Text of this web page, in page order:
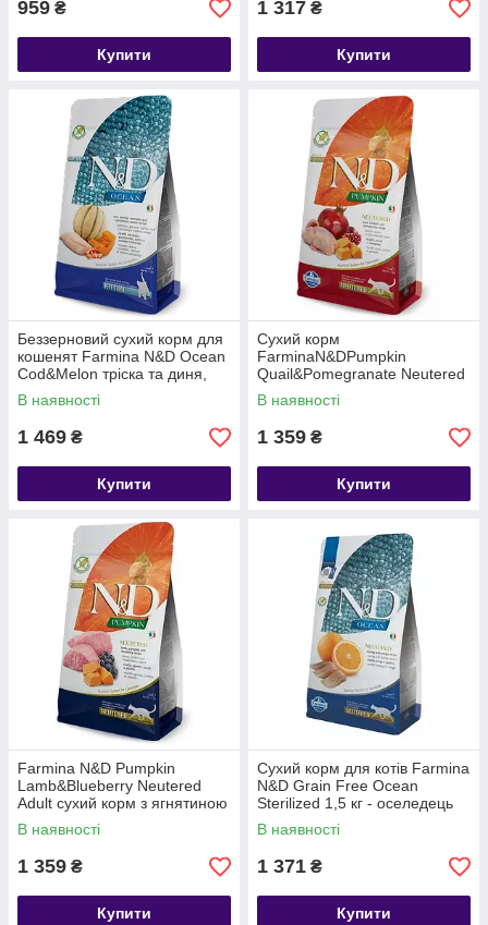
959 ₴
Купити
1 317 ₴
Купити
Беззерновий сухий корм для
кошенят Farmina N&D Ocean
Cod&Melon тріска та диня,
1.5 кг
В наявності
1 469 ₴
Купити
Сухий корм
FarminaN&DPumpkin
Quail&Pomegranate Neutered
для стерилізованих котів,
перепел та гарбуз 1,5кг
В наявності
1 359 ₴
Купити
Farmina N&D Pumpkin
Lamb&Blueberry Neutered
Adult сухий корм з ягнятиною
для стерилізованих котів, 1.5
кг
В наявності
1 359 ₴
Купити
Сухий корм для котів Farmina
N&D Grain Free Ocean
Sterilized 1,5 кг - оселедець
та апельсин
В наявності
1 371 ₴
Купити